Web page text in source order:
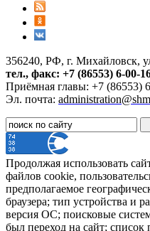
356240, РФ, г. Михайловск,
тел., факс: +7 (86553) 6-00-
Приёмная главы: +7 (86553)
Эл. почта:
Продолжая использовать
файлов cookie,
предполагаемое
браузера; тип устройства и
версия ОС; поисковые
был переход на сайт;